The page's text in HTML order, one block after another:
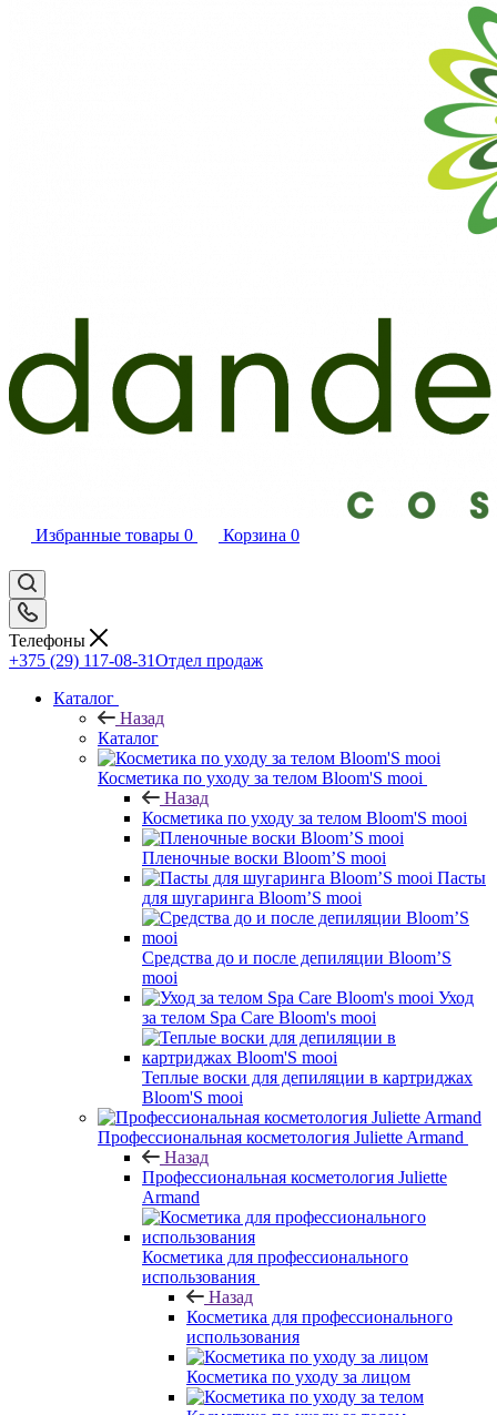
Избранные товары 0 Корзина 0
Телефоны
+375 (29) 117-08-31Отдел продаж
Каталог
Назад
Каталог
Косметика по уходу за телом Bloom'S mooi
Назад
Косметика по уходу за телом Bloom'S mooi
Пленочные воски Bloom’S mooi
Пасты
для шугаринга Bloom’S mooi
Средства до и после депиляции Bloom’S
mooi
Уход
за телом Spa Care Bloom's mooi
Теплые воски для депиляции в картриджах
Bloom'S mooi
Профессиональная косметология Juliette Armand
Назад
Профессиональная косметология Juliette
Armand
Косметика для профессионального
использования
Назад
Косметика для профессионального
использования
Косметика по уходу за лицом